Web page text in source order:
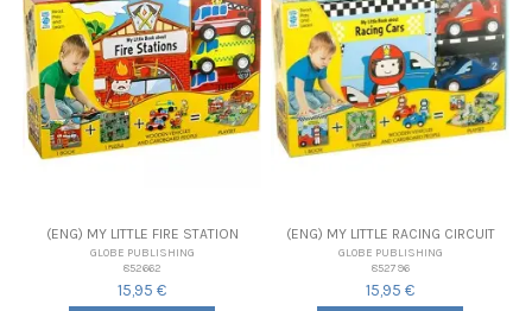
(ENG) MY LITTLE FIRE STATION
GLOBE PUBLISHING
852662
15,95 €
(ENG) MY LITTLE RACING CIRCUIT
GLOBE PUBLISHING
852796
15,95 €